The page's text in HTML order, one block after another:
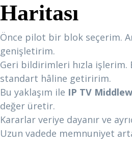
Haritası
Önce pilot bir blok seçerim.
genişletirim.
Geri bildirimleri hızla işlerim.
standart hâline getiririm.
Bu yaklaşım ile IP TV
değer üretir.
Kararlar veriye dayanır ve
Uzun vadede memnuniyet